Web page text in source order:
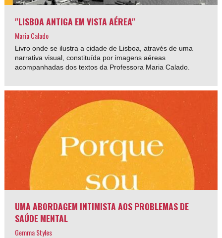
"LISBOA ANTIGA EM VISTA AÉREA"
Maria Calado
Livro onde se ilustra a cidade de Lisboa, através de uma
narrativa visual, constituída por imagens aéreas
acompanhadas dos textos da Professora Maria Calado.
UMA ABORDAGEM INTIMISTA AOS PROBLEMAS DE
SAÚDE MENTAL
Gemma Styles